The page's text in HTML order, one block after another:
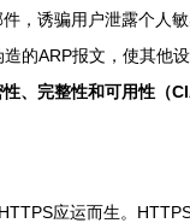
，诱骗用户泄露个人
造的ARP报文，使其他
、完整性和可用性（
应运而生。